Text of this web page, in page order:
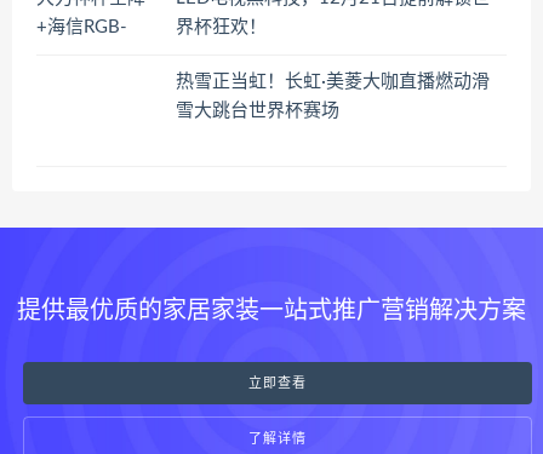
界杯狂欢！
热雪正当虹！长虹·美菱大咖直播燃动滑
雪大跳台世界杯赛场
提供最优质的家居家装一站式推广营销解决方案
立即查看
了解详情